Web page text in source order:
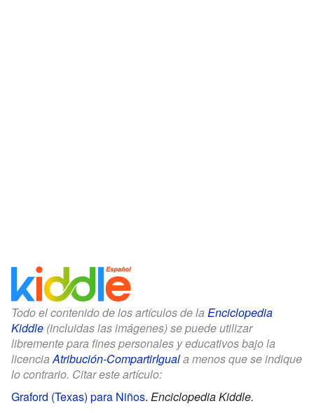
Todo el contenido de los artículos de la Enciclopedia
Kiddle (incluidas las imágenes) se puede utilizar
libremente para fines personales y educativos bajo la
licenciaAtribución-CompartirIguala menos que se indique
lo contrario. Citar este artículo:
Graford (Texas) para Niños. Enciclopedia Kiddle.